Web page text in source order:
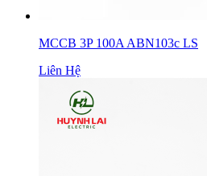
MCCB 3P 100A ABN103c LS
Liên Hệ